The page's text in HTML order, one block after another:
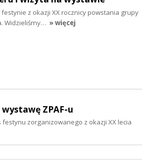
z okazji XX rocznicy powstania grupy
Widzieliśmy… » więcej
ZPAF-u
zorganizowanego z okazji XX lecia